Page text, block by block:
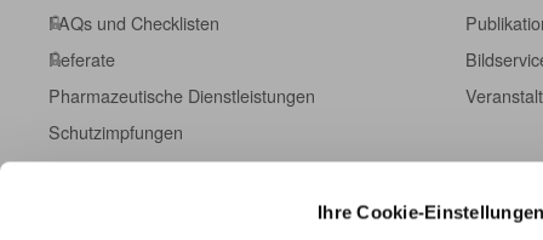
Ihre Cookie-Einstellungen
FAQs und Checklisten
Referate
Pharmazeutische Dienstleistungen
Schutzimpfungen
Berufsausübung